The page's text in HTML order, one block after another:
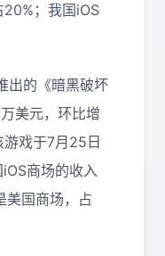
；我国iOS
出的《暗黑破坏
美元，环比增
戏于7月25日
商场的收入
美国商场，占